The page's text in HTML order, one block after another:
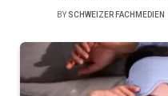
BY SCHWEIZER FACHMEDIEN